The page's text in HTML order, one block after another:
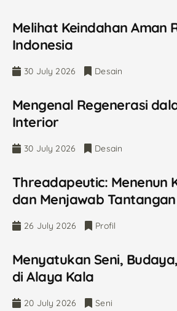
Melihat Keindahan Aman
Indonesia
30 July 2026 Desain
Mengenal Regenerasi
Interior
30 July 2026 Desain
Threadapeutic: Menenun
dan Menjawab
26 July 2026 Profil
Menyatukan Seni,
di Alaya Kala
20 July 2026 Seni